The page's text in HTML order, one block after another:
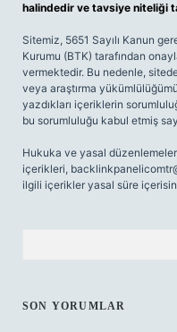
halindedir ve tavsiye niteliği
Sitemiz, 5651 Sayılı Kanun
Kurumu (BTK) tarafından
vermektedir. Bu nedenle,
veya araştırma
yazdıkları içeriklerin
bu sorumluluğu kabul etmiş
Hukuka ve yasal
içerikleri,
ilgili içerikler yasal süre
SON YORUMLAR